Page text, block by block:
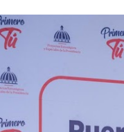
Cacerolazos, gomas
Roberto Ángel
Roberto Ángel
Respuesta oportuna